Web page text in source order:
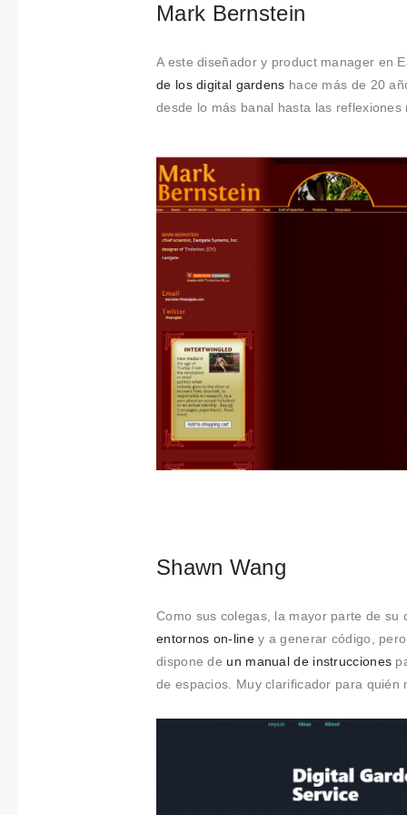
t
m
i
e
o
Mark Bernstein
A este diseñador y product manager en
de los digital gardens hace más de 20
desde lo más banal hasta las
Shawn Wang
Como sus colegas, la mayor parte de su
entornos on-liney a generar código,
dispone de un manual de instrucciones
de espacios. Muy clarificador para quién